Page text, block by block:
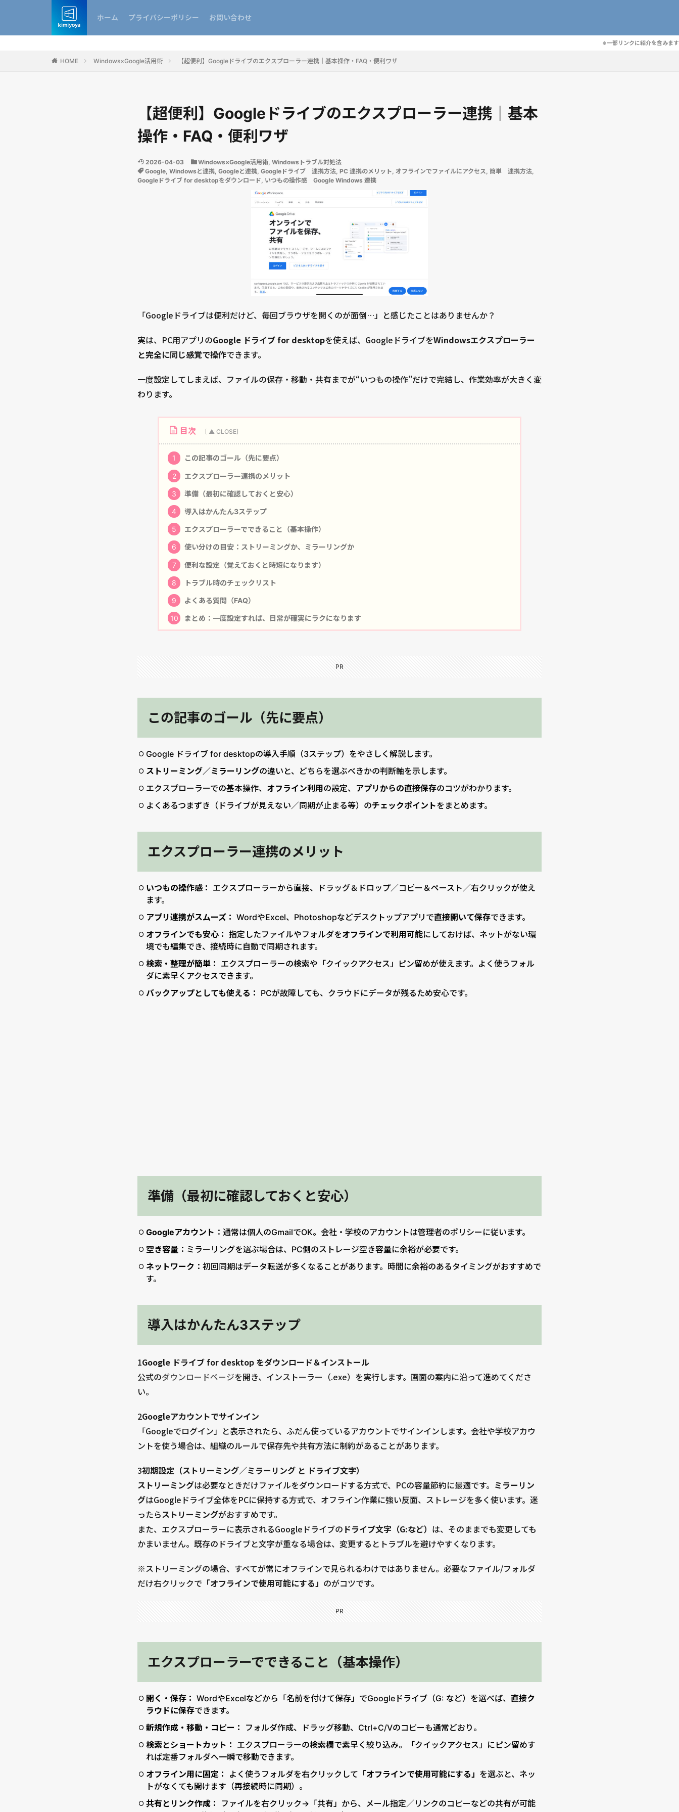
ホーム プライバシーポリシー お問い合わせ
※一部リンクに紹介を含みます
HOME Windows×Google活用術 【超便利】Googleドライブのエクスプローラー連携｜基本操作・FAQ・便利ワザ
【超便利】Googleドライブのエクスプローラー連携｜基本
操作・FAQ・便利ワザ
2026-04-03 Windows×Google活用術, Windowsトラブル対処法
Google, Windowsと連携, Googleと連携, Googleドライブ 連携方法, PC 連携のメリット, オフラインでファイルにアクセス, 簡単 連携方法,
Googleドライブ for desktopをダウンロード, いつもの操作感 Google Windows 連携
「Googleドライブは便利だけど、毎回ブラウザを開くのが面倒…」と感じたことはありませんか？
実は、PC用アプリのGoogle ドライブ for desktopを使えば、GoogleドライブをWindowsエクスプローラー
と完全に同じ感覚で操作できます。
一度設定してしまえば、ファイルの保存・移動・共有までが“いつもの操作”だけで完結し、作業効率が大きく変
わります。
目次
1 この記事のゴール（先に要点）
2 エクスプローラー連携のメリット
3 準備（最初に確認しておくと安心）
4 導入はかんたん3ステップ
5 エクスプローラーでできること（基本操作）
6 使い分けの目安：ストリーミングか、ミラーリングか
7 便利な設定（覚えておくと時短になります）
8 トラブル時のチェックリスト
9 よくある質問（FAQ）
10 まとめ：一度設定すれば、日常が確実にラクになります
PR
この記事のゴール（先に要点）
Google ドライブ for desktopの導入手順（3ステップ）をやさしく解説します。
ストリーミング／ミラーリングの違いと、どちらを選ぶべきかの判断軸を示します。
エクスプローラーでの基本操作、 オフライン利用の設定、 アプリからの直接保存のコツがわかります。
よくあるつまずき（ドライブが見えない／同期が止まる等）のチェックポイントをまとめます。
エクスプローラー連携のメリット
いつもの操作感： エクスプローラーから直接、ドラッグ＆ドロップ／コピー＆ペースト／右クリックが使え
ます。
アプリ連携がスムーズ： WordやExcel、Photoshopなどデスクトップアプリで直接開いて保存できます。
オフラインでも安心： 指定したファイルやフォルダをオフラインで利用可能にしておけば、ネットがない環
境でも編集でき、接続時に自動で同期されます。
検索・整理が簡単： エクスプローラーの検索や「クイックアクセス」ピン留めが使えます。よく使うフォル
ダに素早くアクセスできます。
バックアップとしても使える： PCが故障しても、クラウドにデータが残るため安心です。
準備（最初に確認しておくと安心）
Googleアカウント ：通常は個人のGmailでOK。会社・学校のアカウントは管理者のポリシーに従います。
空き容量 ：ミラーリングを選ぶ場合は、PC側のストレージ空き容量に余裕が必要です。
ネットワーク ：初回同期はデータ転送が多くなることがあります。時間に余裕のあるタイミングがおすすめで
す。
導入はかんたん3ステップ
1Google ドライブ for desktop をダウンロード＆インストール
公式のダウンロードページを開き、インストーラー（.exe）を実行します。画面の案内に沿って進めてくださ
い。
2Googleアカウントでサインイン
「Googleでログイン」と表示されたら、ふだん使っているアカウントでサインインします。会社や学校アカウ
ントを使う場合は、組織のルールで保存先や共有方法に制約があることがあります。
3初期設定（ストリーミング／ミラーリング と ドライブ文字）
ストリーミングは必要なときだけファイルをダウンロードする方式で、PCの容量節約に最適です。 ミラーリン
グはGoogleドライブ全体をPCに保持する方式で、オフライン作業に強い反面、ストレージを多く使います。迷
ったらストリーミングがおすすめです。
また、エクスプローラーに表示されるGoogleドライブの ドライブ文字（G:など） は、そのままでも変更しても
かまいません。既存のドライブと文字が重なる場合は、変更するとトラブルを避けやすくなります。
※ストリーミングの場合、すべてが常にオフラインで見られるわけではありません。必要なファイル/フォルダ
だけ右クリックで 「オフラインで使用可能にする」 のがコツです。
PR
エクスプローラーでできること（基本操作）
開く・保存： WordやExcelなどから「名前を付けて保存」でGoogleドライブ（G: など）を選べば、 直接ク
ラウドに保存できます。
新規作成・移動・コピー：
フォルダ作成、ドラッグ移動、Ctrl+C/Vのコピーも通常どおり。
検索とショートカット： エクスプローラーの検索欄で素早く絞り込み。「クイックアクセス」にピン留めす
れば定番フォルダへ一瞬で移動できます。
オフライン用に固定：
よく使うフォルダを右クリックして 「オフラインで使用可能にする」 を選ぶと、ネッ
トがなくても開けます（再接続時に同期）。
共有とリンク作成：
ファイルを右クリック→「共有」から、メール指定／リンクのコピーなどの共有が可能